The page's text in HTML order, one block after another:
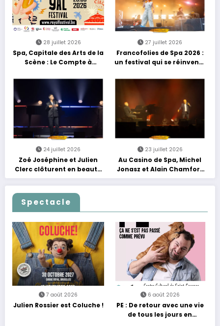
28 juillet 2026
Spa, Capitale des Arts de la
Scène : Le Compte à
27 juillet 2026
Francofolies de Spa 2026 :
un festival qui se réinvente
grands moments de scène
24 juillet 2026
Zoé Joséphine et Julien
Clerc clôturent en beauté
Les Nuits Francofolies au
Casino
23 juillet 2026
Au Casino de Spa, Michel
Jonasz et Alain Chamfort
célèbrent le temps qui
passe… sans jamais céder
Spectacle
7 août 2026
Julien Rossier est Coluche !
6 août 2026
PE : De retour avec une vie
de tous les jours en